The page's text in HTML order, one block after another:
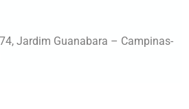
Jardim Guanabara – Campinas-